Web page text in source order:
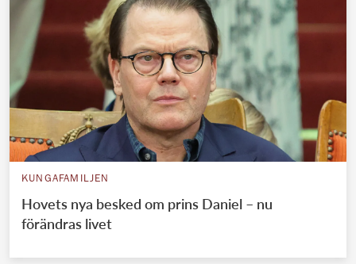
KUNGAFAMILJEN
Hovets nya besked om prins Daniel – nu
förändras livet